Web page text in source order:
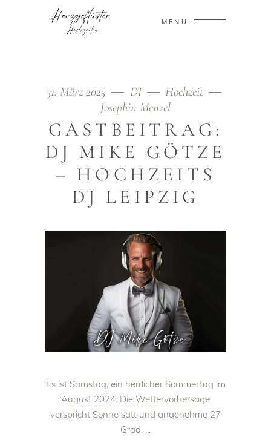
MENU
31. März 2025 DJ
Hochzeit
Josephin Menzel
GASTBEITRAG:
DJ MIKE GÖTZE
– HOCHZEITS
DJ LEIPZIG
Es ist Samstag, ein herrlicher Sommertag im
August 2024. Die Wettervorhersage
verspricht Sonne satt und angenehme 27
Grad.